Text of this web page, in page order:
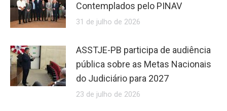
Contemplados pelo PINAV
31 de julho de 2026
ASSTJE-PB participa de audiência
pública sobre as Metas Nacionais
do Judiciário para 2027
23 de julho de 2026